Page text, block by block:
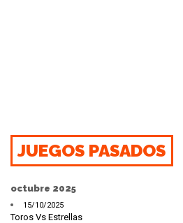
JUEGOS PASADOS
octubre 2025
15/10/2025
Toros Vs Estrellas